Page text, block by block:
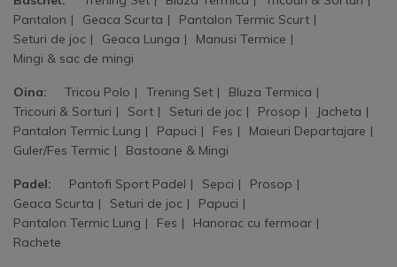
Pantalon
Geaca Scurta
Pantalon Termic Scurt
Seturi de joc
Geaca Lunga
Manusi Termice
Mingi & sac de mingi
Oina: Tricou Polo Trening Set
Bluza Termica
Tricouri & Sorturi
Sort Seturi de joc Prosop
Jacheta
Pantalon Termic Lung
Papuci Fes
Maieuri Departajare
Guler/Fes Termic
Bastoane & Mingi
Padel: Pantofi Sport Padel Sepci
Prosop
Geaca Scurta
Seturi de joc
Papuci
Pantalon Termic Lung
Fes
Hanorac cu fermoar
Rachete